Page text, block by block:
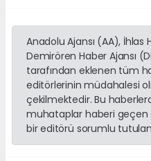
Anadolu Ajansı (AA), İhlas
Demirören Haber Ajansı
tarafından eklenen tüm
editörlerinin müdahalesi
çekilmektedir. Bu
muhataplar haberi geçen
bir editörü sorumlu